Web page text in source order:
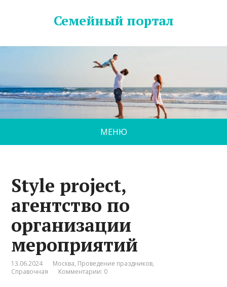
Семейный портал
МЕНЮ
Style project,
агентство по
организации
мероприятий
13.06.2024 Москва, Проведение праздников,
Справочная
Комментарии: 0